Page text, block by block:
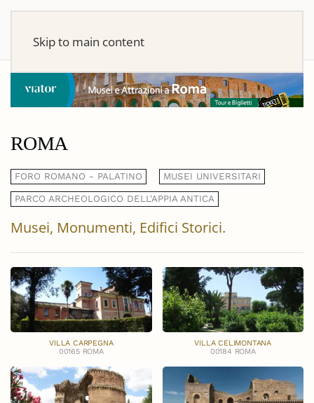
Skip to main content
ROMA
FORO ROMANO - PALATINO MUSEI UNIVERSITARI
PARCO ARCHEOLOGICO DELL'APPIA ANTICA
Musei, Monumenti, Edifici Storici.
VILLA CARPEGNA
00165 ROMA
VILLA CELIMONTANA
00184 ROMA